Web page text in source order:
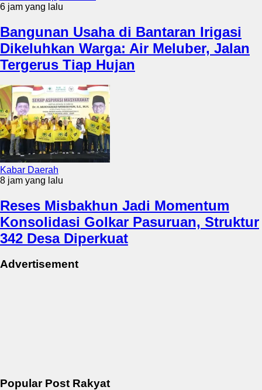
6 jam yang lalu
Bangunan Usaha di Bantaran Irigasi
Dikeluhkan Warga: Air Meluber, Jalan
Tergerus Tiap Hujan
Kabar Daerah
8 jam yang lalu
Reses Misbakhun Jadi Momentum
Konsolidasi Golkar Pasuruan, Struktur
342 Desa Diperkuat
Advertisement
Popular Post Rakyat